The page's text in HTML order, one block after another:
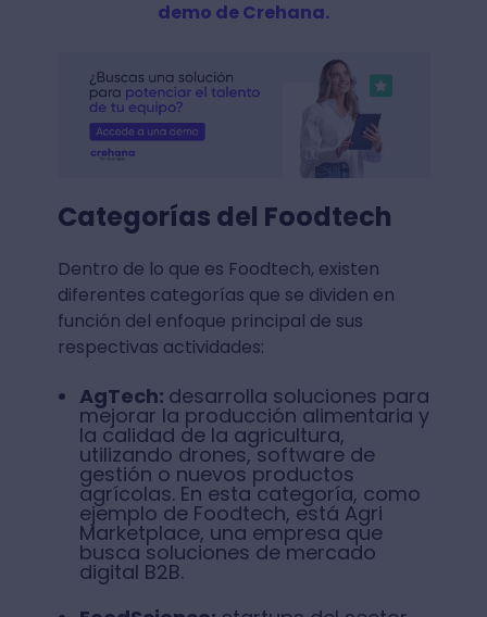
demo de Crehana.
Categorías del Foodtech
Dentro de lo que es Foodtech, existen
diferentes categorías que se dividen en
función del enfoque principal de sus
respectivas actividades:
AgTech: desarrolla soluciones para
mejorar la producción alimentaria y
la calidad de la agricultura,
utilizando drones, software de
gestión o nuevos productos
agrícolas. En esta categoría, como
ejemplo de Foodtech, está Agri
Marketplace, una empresa que
busca soluciones de mercado
digital B2B.